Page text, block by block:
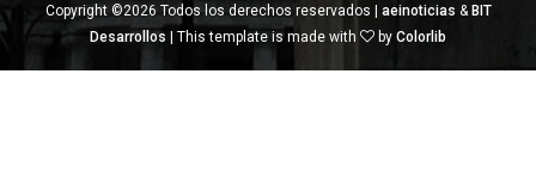
Copyright ©2026 Todos los derechos reservados | aeinoticias & BIT
Desarrollos | This template is made with by Colorlib